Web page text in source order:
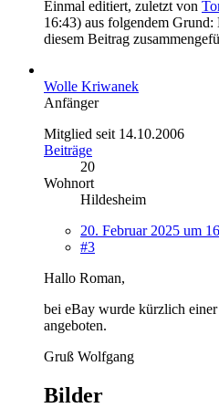
Einmal editiert, zuletzt von
16:43) aus folgendem
diesem Beitrag
Wolle Kriwanek
Anfänger
Mitglied seit 14.10.2006
Beiträge
20
Wohnort
Hildesheim
20. Februar 2025 um
#3
Hallo Roman,
bei eBay wurde kürzlich
angeboten.
Gruß Wolfgang
Bilder